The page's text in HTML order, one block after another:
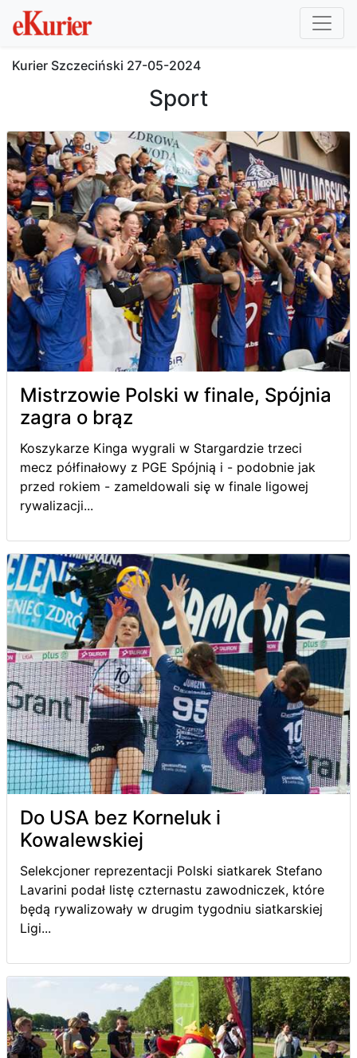
Kurier Szczeciński 27-05-2024
Sport
Mistrzowie Polski w finale, Spójnia
zagra o brąz
Koszykarze Kinga wygrali w Stargardzie trzeci
mecz półfinałowy z PGE Spójnią i - podobnie jak
przed rokiem - zameldowali się w finale ligowej
rywalizacji...
Do USA bez Korneluk i
Kowalewskiej
Selekcjoner reprezentacji Polski siatkarek Stefano
Lavarini podał listę czternastu zawodniczek, które
będą rywalizowały w drugim tygodniu siatkarskiej
Ligi...